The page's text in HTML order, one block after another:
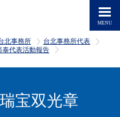
>北事務所 >
台北事務所代表
泰代表活動報告
宝双光章